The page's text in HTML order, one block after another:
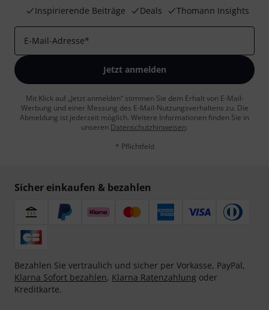
Inspirierende Beiträge
Deals Thomann Insights
E-Mail-Adresse*
Jetzt anmelden
Mit Klick auf „Jetzt anmelden“ stimmen Sie dem Erhalt von E-Mail-
Werbung und einer Messung des E-Mail-Nutzungsverhaltens zu. Die
Abmeldung ist jederzeit möglich. Weitere Informationen finden Sie in
unseren Datenschutzhinweisen.
* Pflichtfeld
Sicher einkaufen & bezahlen
Bezahlen Sie vertraulich und sicher per Vorkasse, PayPal,
Klarna Sofort bezahlen, Klarna Ratenzahlung oder
Kreditkarte.